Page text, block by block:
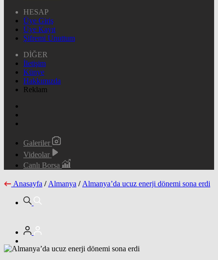
HESAP
Üye Giriş
Üye Kayıt
Şifremi Unuttum
DİĞER
İletişim
Künye
Hakkımızda
Reklam
Galeriler
Videolar
Canlı Borsa
Anasayfa / Almanya / Almanya’da ucuz enerji dönemi sona erdi